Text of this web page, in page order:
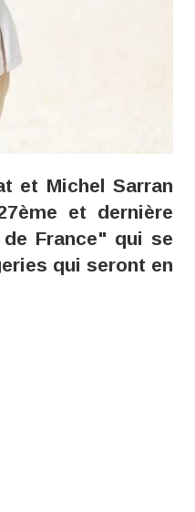
et Michel Sarran
et dernière
France" qui se
qui seront en